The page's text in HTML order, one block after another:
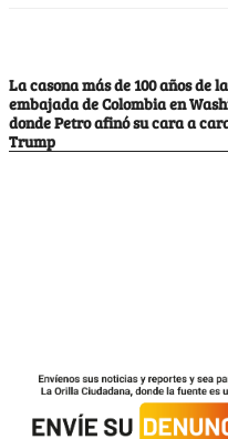
La casona más de 100 años de la
embajada de Colombia en
donde Petro afinó su cara a
Trump